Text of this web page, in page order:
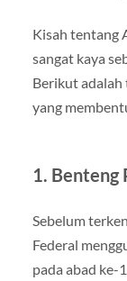
Kisah tentang
sangat kaya
Berikut adalah
yang
1. Benteng
Sebelum
Federal
pada abad ke-